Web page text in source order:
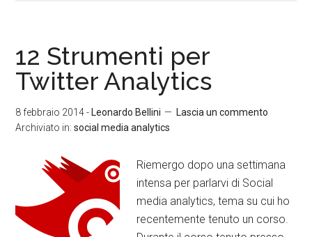
12 Strumenti per
Twitter Analytics
8 febbraio 2014- Leonardo Bellini
Lascia un commento
Archiviato in:social media analytics
Riemergo dopo una settimana
intensa per parlarvi di Social
media analytics, tema su cui ho
recentemente tenuto un corso.